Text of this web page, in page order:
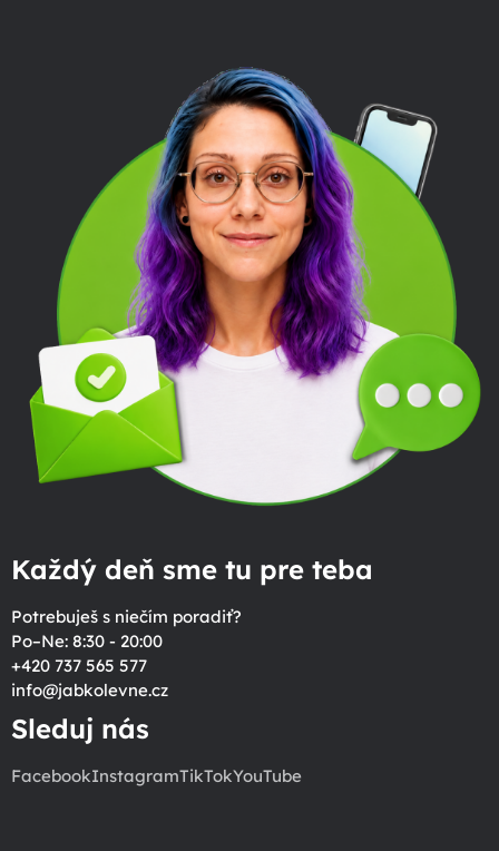
Každý deň sme tu pre teba
Potrebuješ s niečím poradiť?
Po–Ne: 8:30 - 20:00
+420 737 565 577
info@jabkolevne.cz
Sleduj nás
FacebookInstagramTikTokYouTube